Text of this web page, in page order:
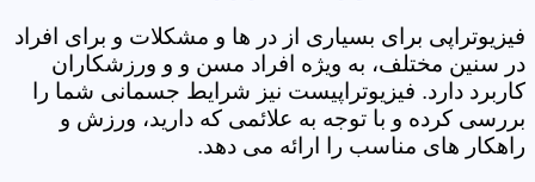
فیزیوتراپی برای بسیاری از در ها و مشکلات و برای افراد
در سنین مختلف، به ویژه افراد مسن و و ورزشکاران
کاربرد دارد. فیزیوتراپیست نیز شرایط جسمانی شما را
بررسی کرده و با توجه به علائمی که دارید، ورزش و
راهکار های مناسب را ارائه می دهد.